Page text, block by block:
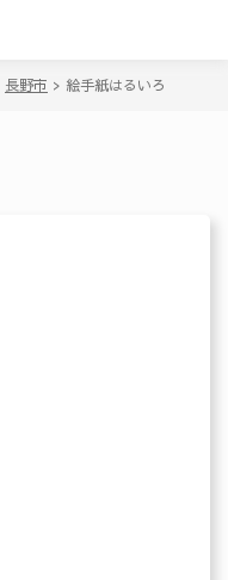
長野市 > 絵手紙はるいろ